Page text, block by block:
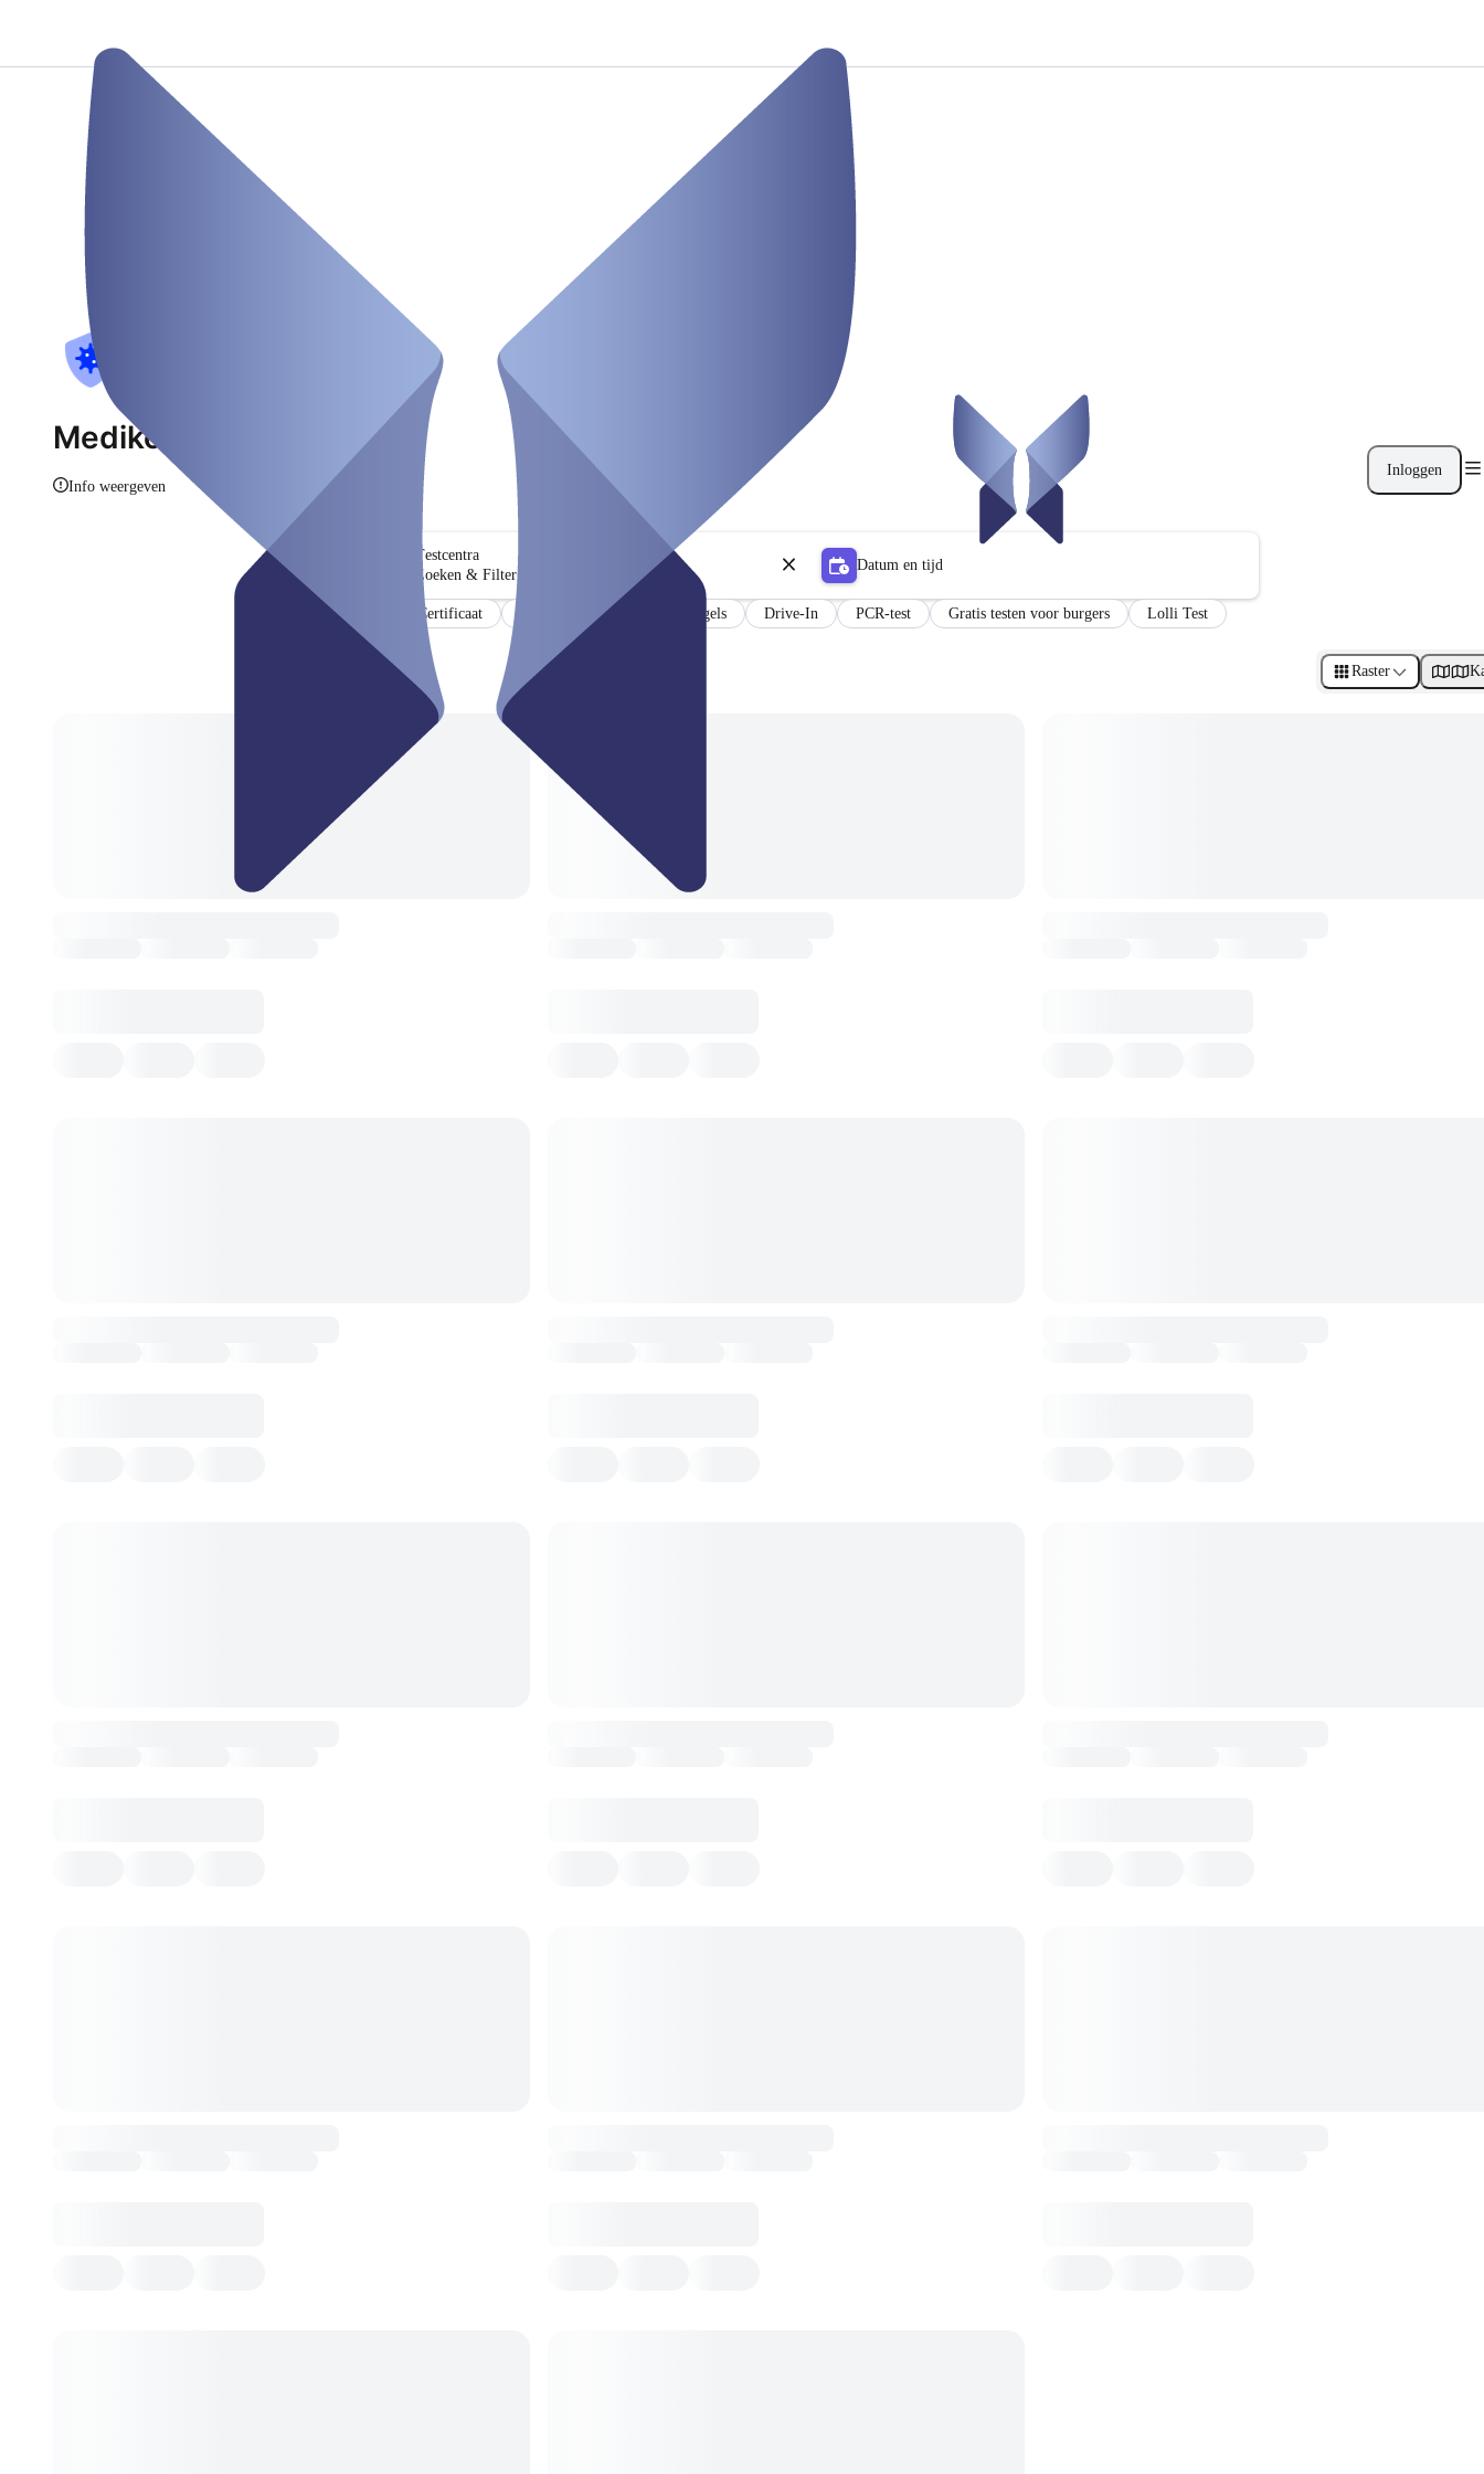
Inloggen
Mediko Testzenter
Info weergeven
Testcentra
Zoeken & Filter
Datum en tijd
Certificaat Resultaten in het Duits en Engels Drive-In PCR-test Gratis testen voor burgers Lolli Test
Raster